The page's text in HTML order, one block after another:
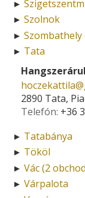
►
► Szolnok
► Szombathely
► Tata
2890 Tata,
Telefón: +36
► Tatabánya
► Tököl
► Vác (2
► Várpalota